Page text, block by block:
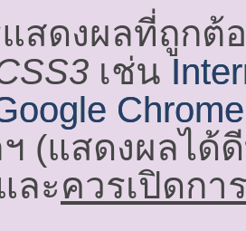
แสดงผลที่ถูกต้
เช่น
(แสดงผลได้
ละควรเปิดกา